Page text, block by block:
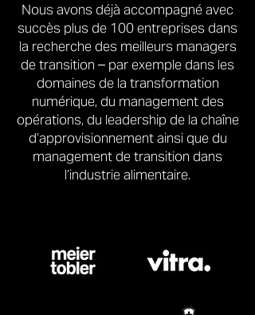
Nous avons déjà accompagné avec
succès plus de 100 entreprises dans
la recherche des meilleurs managers
de transition – par exemple dans les
domaines de la transformation
numérique, du management des
opérations, du leadership de la chaîne
d’approvisionnement ainsi que du
management de transition dans
l’industrie alimentaire.